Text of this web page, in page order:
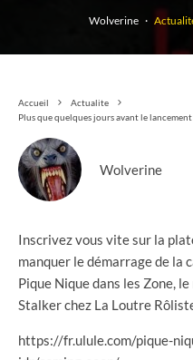
Wolverine ·
Accueil
Actualite
Plus que quelques jours avant le
Wolverine
Inscrivez vous vite sur la
manquer le démarrage de la
Pique Nique dans les Zone,
Stalker chez La Loutre
https://fr.ulule.com/pique-